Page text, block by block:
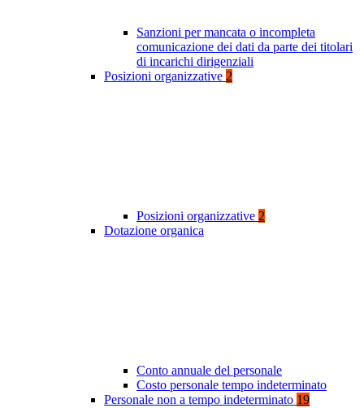
Sanzioni per mancata o incompleta
comunicazione dei dati da parte dei titolari
di incarichi dirigenziali
Posizioni organizzative 2
Posizioni organizzative 2
Dotazione organica
Conto annuale del personale
Costo personale tempo indeterminato
Personale non a tempo indeterminato 19